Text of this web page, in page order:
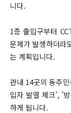
니다.
1층 출입구부터
문제가 발생하더라
는 계획입니다.
관내 14곳의 동주
입자 발열 체크', '
하게 됩니다.